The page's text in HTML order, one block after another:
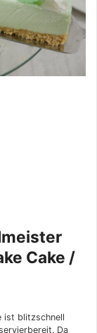
Cake /
ist blitzschnell
Da